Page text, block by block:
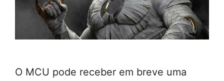
O MCU pode receber em breve uma